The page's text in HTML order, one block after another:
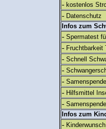
- kostenlos
- Datenschutz
Infos zum
- Spermatest
- Fruchtbarkeit
- Schnell
-
-
- Hilfsmittel
-
Infos zum
-